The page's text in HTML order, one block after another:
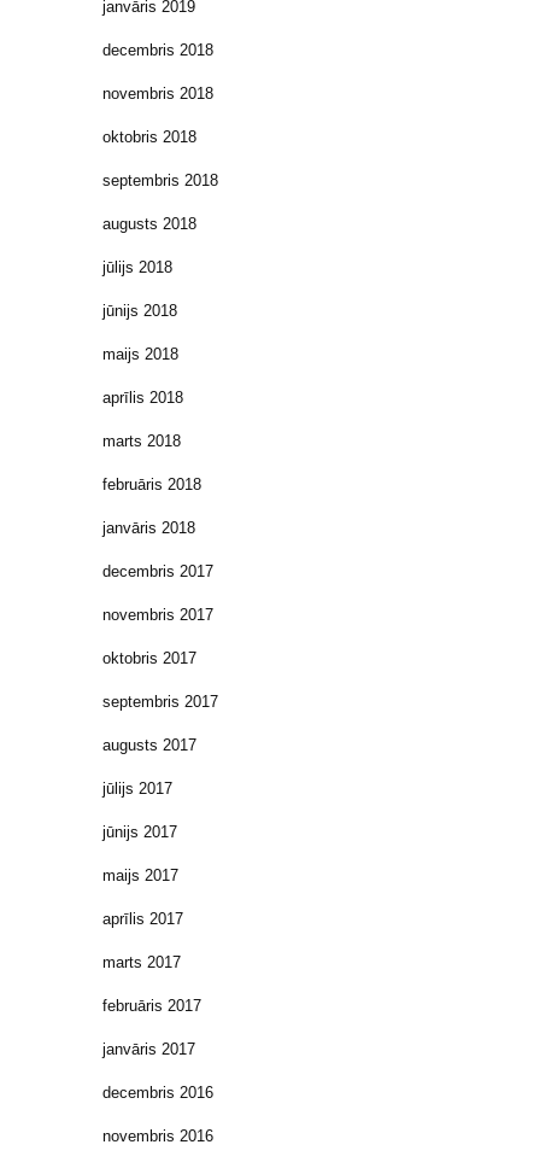
janvāris 2019
decembris 2018
novembris 2018
oktobris 2018
septembris 2018
augusts 2018
jūlijs 2018
jūnijs 2018
maijs 2018
aprīlis 2018
marts 2018
februāris 2018
janvāris 2018
decembris 2017
novembris 2017
oktobris 2017
septembris 2017
augusts 2017
jūlijs 2017
jūnijs 2017
maijs 2017
aprīlis 2017
marts 2017
februāris 2017
janvāris 2017
decembris 2016
novembris 2016